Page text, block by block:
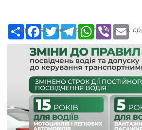
РесурсFacebook
TwitterTelegramWhatsApp
Viber
Надіслав:Александр Бугаев, дата: